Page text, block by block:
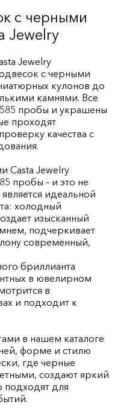
с черными
Jewelry
Jewelry
с черными
кулонов до
камнями. Все
585 пробы и украшены
проходят
качества с
Casta Jewelry
пробы – и это не
идеальной
холодный
изысканный
подчеркивает
современный,
бриллианта
в ювелирном
в
и подходит к
в нашем каталоге
форме и стилю
где черные
создают яркий
подходят для